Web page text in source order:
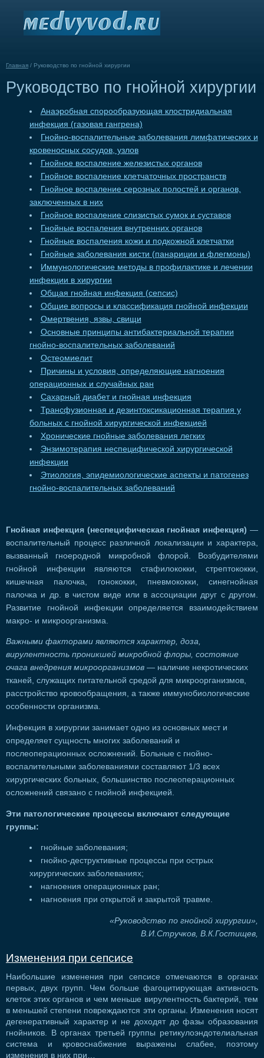
Главная / Руководство по гнойной хирургии
Руководство по гнойной хирургии
Анаэробная спорообразующая клостридиальная
инфекция (газовая гангрена)
Гнойно-воспалительные заболевания лимфатических и
кровеносных сосудов, узлов
Гнойное воспаление железистых органов
Гнойное воспаление клетчаточных пространств
Гнойное воспаление серозных полостей и органов,
заключенных в них
Гнойное воспаление слизистых сумок и суставов
Гнойные воспаления внутренних органов
Гнойные воспаления кожи и подкожной клетчатки
Гнойные заболевания кисти (панариции и флегмоны)
Иммунологические методы в профилактике и лечении
инфекции в хирургии
Общая гнойная инфекция (сепсис)
Общие вопросы и классификация гнойной инфекции
Омертвения, язвы, свищи
Основные принципы антибактериальной терапии
гнойно-воспалительных заболеваний
Остеомиелит
Причины и условия, определяющие нагноения
операционных и случайных ран
Сахарный диабет и гнойная инфекция
Трансфузионная и дезинтоксикационная терапия у
больных с гнойной хирургической инфекцией
Хронические гнойные заболевания легких
Энзимотерапия неспецифической хирургической
инфекции
Этиология, эпидемиологические аспекты и патогенез
гнойно-воспалительных заболеваний
Гнойная инфекция (неспецифическая гнойная инфекция) —
воспалительный процесс различной локализации и характера,
вызванный гноеродной микробной флорой. Возбудителями
гнойной инфекции являются стафилококки, стрептококки,
кишечная палочка, гонококки, пневмококки, синегнойная
палочка и др. в чистом виде или в ассоциации друг с другом.
Развитие гнойной инфекции определяется взаимодействием
макро- и микроорганизма.
Важными факторами являются характер, доза,
вирулентность проникшей микробной флоры, состояние
очага внедрения микроорганизмов — наличие некротических
тканей, служащих питательной средой для микроорганизмов,
расстройство кровообращения, а также иммунобиологические
особенности организма.
Инфекция в хирургии занимает одно из основных мест и
определяет сущность многих заболеваний и
послеоперационных осложнений. Больные с гнойно-
воспалительными заболеваниями составляют 1/3 всех
хирургических больных, большинство послеоперационных
осложнений связано с гнойной инфекцией.
Эти патологические процессы включают следующие
группы:
гнойные заболевания;
гнойно-деструктивные процессы при острых
хирургических заболеваниях;
нагноения операционных ран;
нагноения при открытой и закрытой травме.
«Руководство по гнойной хирургии»,
В.И.Стручков, В.К.Гостищев,
Изменения при сепсисе
Наибольшие изменения при сепсисе отмечаются в органах
первых, двух групп. Чем больше фагоцитирующая активность
клеток этих органов и чем меньше вирулентность бактерий, тем
в меньшей степени повреждаются эти органы. Изменения носят
дегенеративный характер и не доходят до фазы образования
гнойников. В органах третьей группы ретикулоэндотелиальная
система и кровоснабжение выражены слабее, поэтому
изменения в них при…